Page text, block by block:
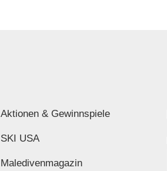
Aktionen & Gewinnspiele
SKI USA
Maledivenmagazin